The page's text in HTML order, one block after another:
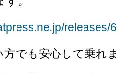
releases/
方でも安心して乗れ